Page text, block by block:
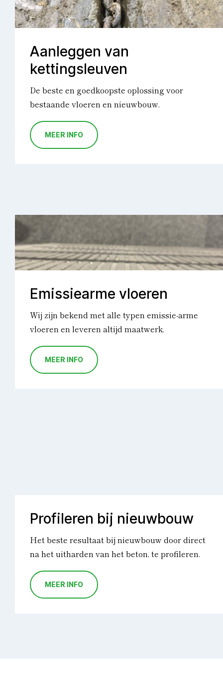
Aanleggen van
kettingsleuven
De beste en goedkoopste oplossing voor
bestaande vloeren en nieuwbouw.
MEER INFO
Emissiearme vloeren
Wij zijn bekend met alle typen emissie-arme
vloeren en leveren altijd maatwerk.
MEER INFO
Profileren bij nieuwbouw
Het beste resultaat bij nieuwbouw door direct
na het uitharden van het beton, te profileren.
MEER INFO